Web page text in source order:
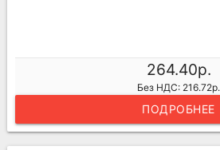
264.40р.
Без НДС: 216.72р.
ПОДРОБНЕЕ